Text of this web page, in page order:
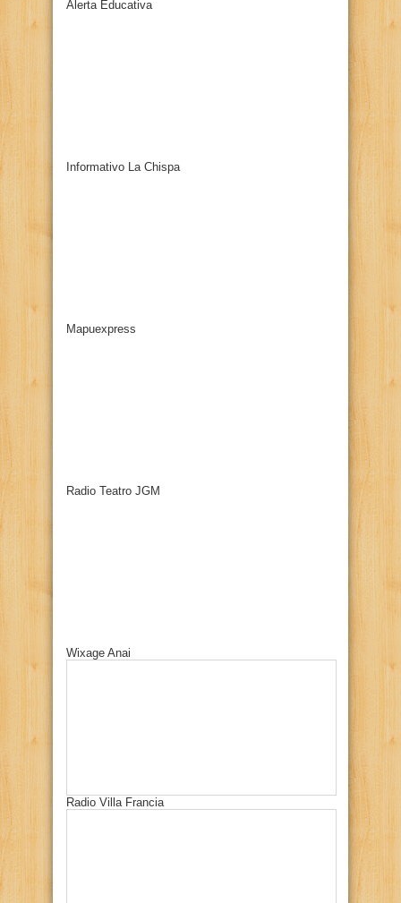
Alerta Educativa
Informativo La Chispa
Mapuexpress
Radio Teatro JGM
Wixage Anai
Radio Villa Francia